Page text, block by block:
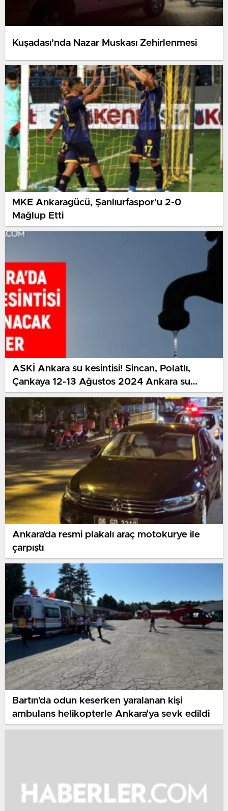
Kuşadası’nda Nazar Muskası Zehirlenmesi
MKE Ankaragücü, Şanlıurfaspor’u 2-0
Mağlup Etti
ASKİ Ankara su kesintisi! Sincan, Polatlı,
Çankaya 12-13 Ağustos 2024 Ankara su
kesintisi listesi! Ankara’da sular ne vakit
gelecek?
Ankara’da resmi plakalı araç motokurye ile
çarpıştı
Bartın’da odun keserken yaralanan kişi
ambulans helikopterle Ankara’ya sevk edildi